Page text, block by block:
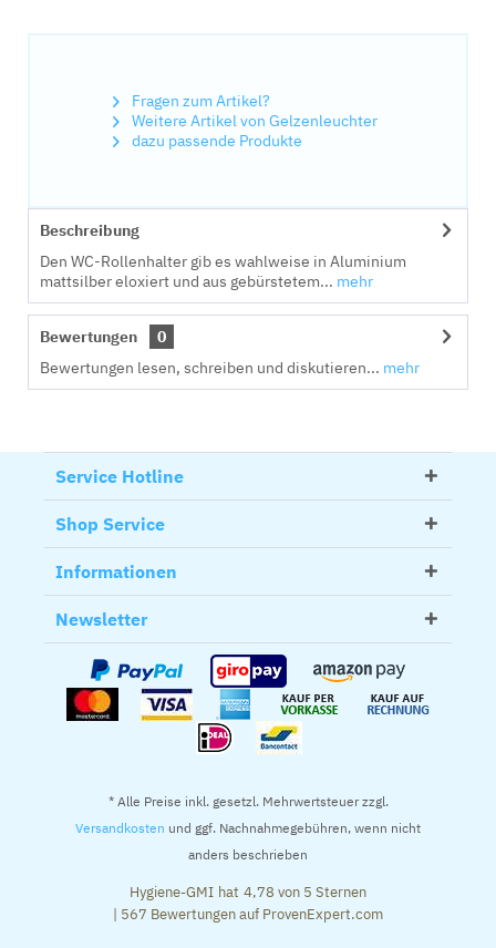
Fragen zum Artikel?
Weitere Artikel von Gelzenleuchter
dazu passende Produkte
Beschreibung
Den WC-Rollenhalter gib es wahlweise in Aluminium
mattsilber eloxiert und aus gebürstetem... mehr
Bewertungen
0
Bewertungen lesen, schreiben und diskutieren... mehr
Service Hotline
Shop Service
Informationen
Newsletter
* Alle Preise inkl. gesetzl. Mehrwertsteuer zzgl.
Versandkosten und ggf. Nachnahmegebühren, wenn nicht
anders beschrieben
Hygiene-GMI hat 4,78 von 5 Sternen
| 567 Bewertungen auf ProvenExpert.com